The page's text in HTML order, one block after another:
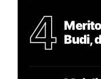
4
Budi,